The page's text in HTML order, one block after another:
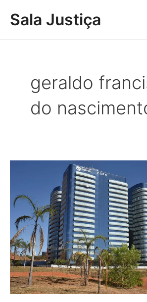
paraSala Justiça
geraldo
do
ação
Justiça
afasta
presidente
do
CRECI-
DF
por
assédio